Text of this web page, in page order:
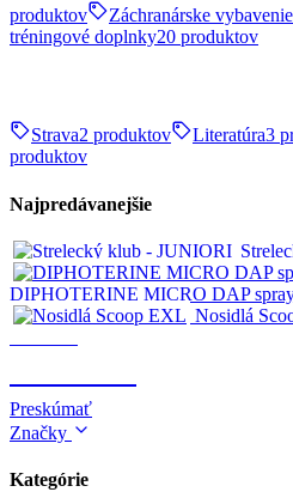
produktov
Záchranárske vybavenie
tréningové doplnky20 produktov
Strava2 produktov Literatúra3
produktov
Najpredávanejšie
DIPHOTERINE MICRO DAP
Nosidlá
Preskúmať
Značky
Kategórie